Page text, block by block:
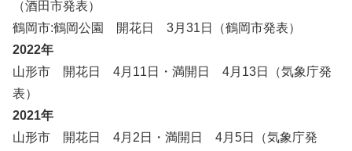
（酒田市発表）
鶴岡市:鶴岡公園 開花日 3月31日（鶴岡市発表）
2022年
山形市 開花日 4月11日・満開日 4月13日（気象庁発
表）
2021年
山形市 開花日 4月2日・満開日 4月5日（気象庁発